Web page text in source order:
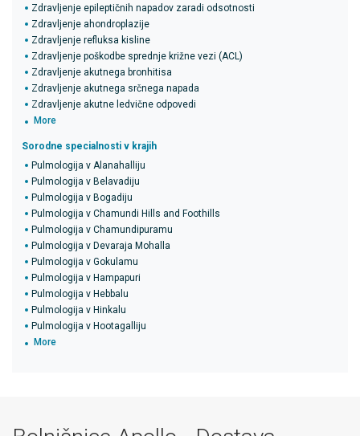
Zdravljenje epileptičnih napadov zaradi odsotnosti
Zdravljenje ahondroplazije
Zdravljenje refluksa kisline
Zdravljenje poškodbe sprednje križne vezi (ACL)
Zdravljenje akutnega bronhitisa
Zdravljenje akutnega srčnega napada
Zdravljenje akutne ledvične odpovedi
More
Sorodne specialnosti v krajih
Pulmologija v Alanahalliju
Pulmologija v Belavadiju
Pulmologija v Bogadiju
Pulmologija v Chamundi Hills and Foothills
Pulmologija v Chamundipuramu
Pulmologija v Devaraja Mohalla
Pulmologija v Gokulamu
Pulmologija v Hampapuri
Pulmologija v Hebbalu
Pulmologija v Hinkalu
Pulmologija v Hootagalliju
More